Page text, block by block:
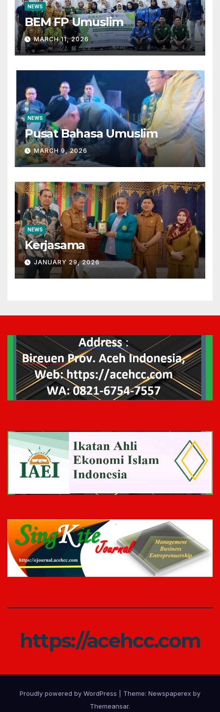
NEWS
BEM FP Umuslim
MARCH 11, 2026
NEWS
Pusat Bahasa Umuslim
MARCH 9, 2026
NEWS
Kerjasama
JANUARY 29, 2026
https://acehcc.com
Proudly powered by WordPress
Theme: Newspaperex by
Themeansar.